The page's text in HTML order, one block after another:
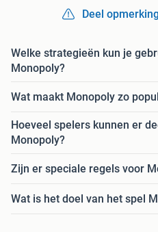
Deel
Welke strategieën kun je
Monopoly?
Wat maakt Monopoly zo
Hoeveel spelers kunnen er
Monopoly?
Zijn er speciale regels voor
Wat is het doel van het spel